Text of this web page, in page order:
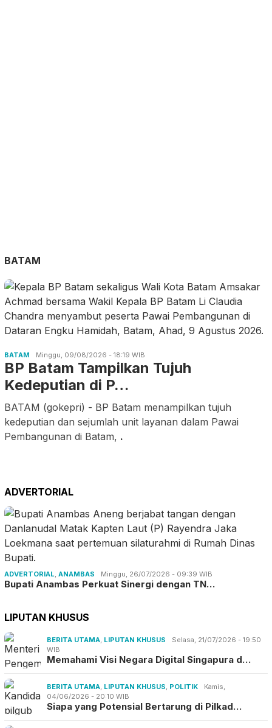
BATAM
BATAM Minggu, 09/08/2026 - 18:19 WIB
BP Batam Tampilkan Tujuh
Kedeputian di P…
BATAM (gokepri) - BP Batam menampilkan tujuh
kedeputian dan sejumlah unit layanan dalam Pawai
Pembangunan di Batam, .
ADVERTORIAL
ADVERTORIAL, ANAMBAS Minggu, 26/07/2026 - 09:39 WIB
Bupati Anambas Perkuat Sinergi dengan TN…
LIPUTAN KHUSUS
BERITA UTAMA, LIPUTAN KHUSUS
Selasa, 21/07/2026 - 19:50
WIB
Memahami Visi Negara Digital Singapura d…
BERITA UTAMA, LIPUTAN KHUSUS, POLITIK
Kamis,
04/06/2026 - 20:10 WIB
Siapa yang Potensial Bertarung di Pilkad…